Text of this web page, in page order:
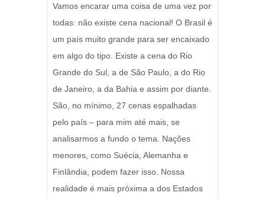
Vamos encarar uma coisa de uma vez por
todas: não existe cena nacional! O Brasil é
um país muito grande para ser encaixado
em algo do tipo. Existe a cena do Rio
Grande do Sul, a de São Paulo, a do Rio
de Janeiro, a da Bahia e assim por diante.
São, no mínimo, 27 cenas espalhadas
pelo país – para mim até mais, se
analisarmos a fundo o tema. Nações
menores, como Suécia, Alemanha e
Finlândia, podem fazer isso. Nossa
realidade é mais próxima a dos Estados